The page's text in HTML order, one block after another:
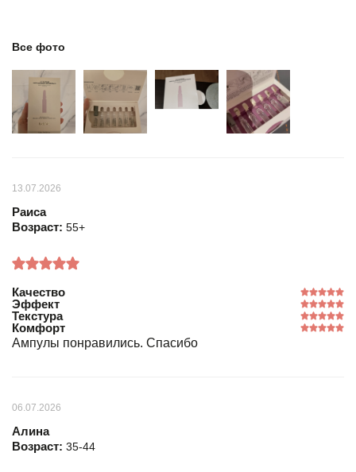
Все фото
13.07.2026
Раиса
Возраст: 55+
Качество
Эффект
Текстура
Комфорт
Ампулы понравились. Спасибо
06.07.2026
Алина
Возраст: 35-44